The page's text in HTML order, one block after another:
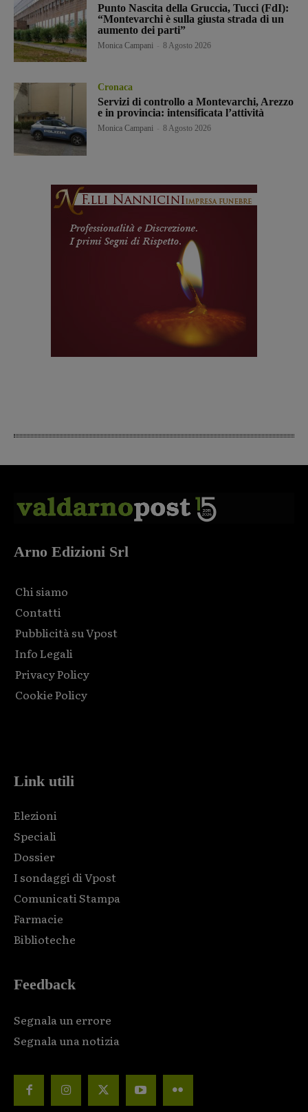
Punto Nascita della Gruccia, Tucci (FdI):
“Montevarchi è sulla giusta strada di un
aumento dei parti”
Monica Campani 8 Agosto 2026
Cronaca
Servizi di controllo a Montevarchi, Arezzo
e in provincia: intensificata l’attività
Monica Campani 8 Agosto 2026
Arno Edizioni Srl
Chi siamo
Contatti
Pubblicità su Vpost
Info Legali
Privacy Policy
Cookie Policy
Link utili
Elezioni
Speciali
Dossier
I sondaggi di Vpost
Comunicati Stampa
Farmacie
Biblioteche
Feedback
Segnala un errore
Segnala una notizia